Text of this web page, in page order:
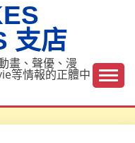
支店
畫、聲優、漫
等情報的正體中